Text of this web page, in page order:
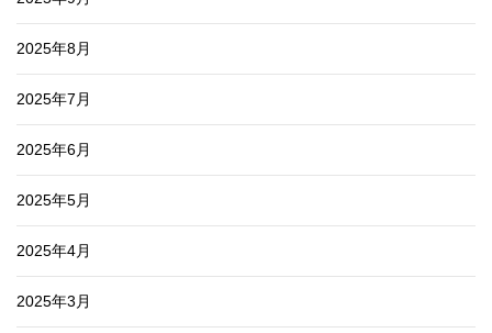
2025年8月
2025年7月
2025年6月
2025年5月
2025年4月
2025年3月